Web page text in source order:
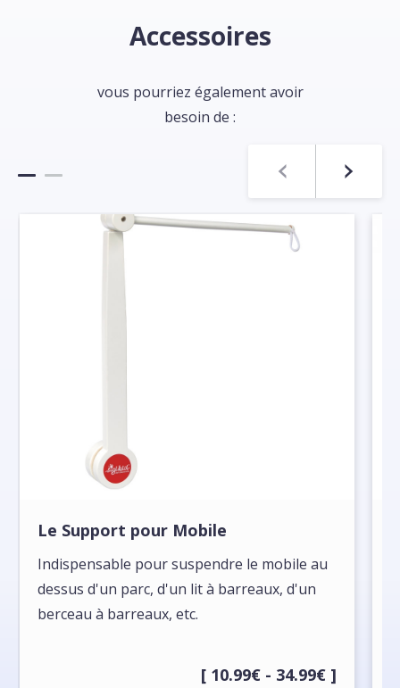
Accessoires
vous pourriez également avoir
besoin de :
Le Support pour Mobile
Indispensable pour suspendre le mobile au
dessus d'un parc, d'un lit à barreaux, d'un
berceau à barreaux, etc.
[ 10.99€ - 34.99€ ]